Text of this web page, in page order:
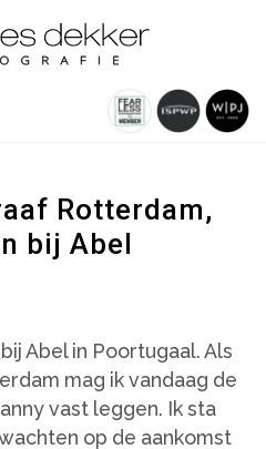
Rotterdam,
bij Abel
Abel in Poortugaal. Als
mag ik vandaag de
vast leggen. Ik sta
op de aankomst